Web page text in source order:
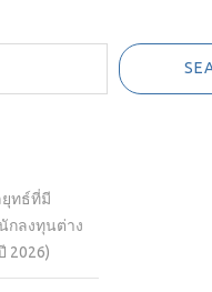
ยุทธ์ที่มี
กลงทุนต่าง
2026)